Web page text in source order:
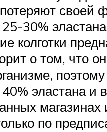
своей
30%
колготки
о том,
эластана
по